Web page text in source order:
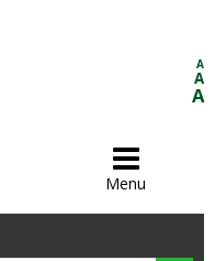
A
A
A

Menu